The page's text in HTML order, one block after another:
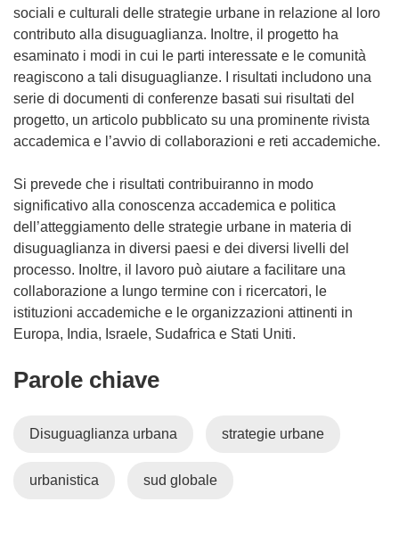
sociali e culturali delle strategie urbane in relazione al loro
contributo alla disuguaglianza. Inoltre, il progetto ha
esaminato i modi in cui le parti interessate e le comunità
reagiscono a tali disuguaglianze. I risultati includono una
serie di documenti di conferenze basati sui risultati del
progetto, un articolo pubblicato su una prominente rivista
accademica e l’avvio di collaborazioni e reti accademiche.
Si prevede che i risultati contribuiranno in modo
significativo alla conoscenza accademica e politica
dell’atteggiamento delle strategie urbane in materia di
disuguaglianza in diversi paesi e dei diversi livelli del
processo. Inoltre, il lavoro può aiutare a facilitare una
collaborazione a lungo termine con i ricercatori, le
istituzioni accademiche e le organizzazioni attinenti in
Europa, India, Israele, Sudafrica e Stati Uniti.
Parole chiave
Disuguaglianza urbana strategie urbane
urbanistica sud globale